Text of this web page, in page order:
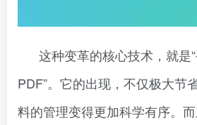
这种变革的核心技术，就是
PDF”。它的出现，不仅极大节
料的管理变得更加科学有序。